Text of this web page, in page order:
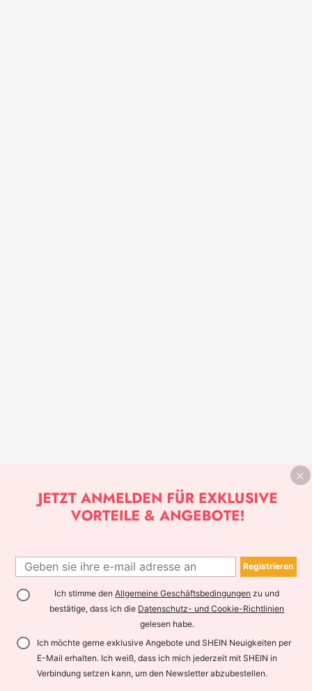
Registrieren
Ich stimme denAllgemeine Geschäftsbedingungen zu und
bestätige, dass ich die Datenschutz- und Cookie-Richtlinien
gelesen habe.
Ich möchte gerne exklusive Angebote und SHEIN Neuigkeiten per
E-Mail erhalten. Ich weiß, dass ich mich jederzeit mit SHEIN in
Verbindung setzen kann, um den Newsletter abzubestellen.